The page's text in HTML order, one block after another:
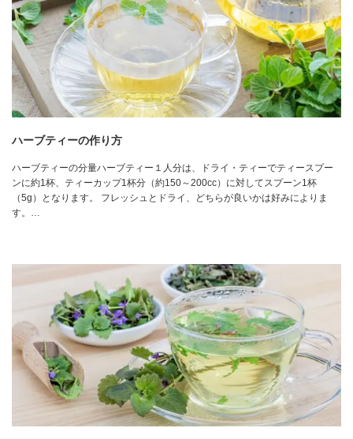
ハーブティーの作り方
ハーブティーの分量ハーブティー１人分は、ドライ・ティーでティースプー
ンに約1杯、ティーカップ1杯分（約150～200cc）に対してスプーン1杯
（5g）となります。 フレッシュとドライ、どちらが良いかは好みによりま
す。…